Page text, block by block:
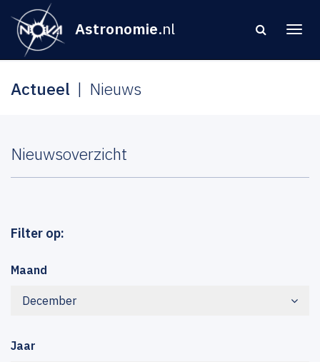
Astronomie.nl
Actueel Nieuws
Nieuwsoverzicht
Filter op:
Maand
December
Jaar